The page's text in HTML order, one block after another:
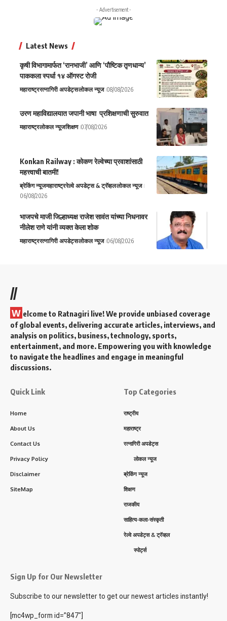
- Advertisement -
Latest News
कृषी विभागामार्फत ‘रानभाजी’ आणि ‘पौष्टिक तृणधान्य’
पाककला स्पर्धा १४ ऑगस्ट रोजी
महाराष्ट्ररत्नागिरी अपडेट्सलोकल न्यूज 08/08/2026
उरण महाविद्यालयात जपानी भाषा प्रशिक्षणाची सुरुवात
महाराष्ट्रलोकल न्यूजशिक्षण 07/08/2026
Konkan Railway : कोकण रेल्वेच्या प्रवाशांसाठी
महत्त्वाची बातमी!
ब्रेकिंग न्यूजमहाराष्ट्ररेल्वे अपडेट्स & ट्रॅव्हललोकल न्यूज
06/08/2026
भाजपचे माजी जिल्हाध्यक्ष राजेश सावंत यांच्या निधनावर
नीलेश राणे यांनी व्यक्त केला शोक
महाराष्ट्ररत्नागिरी अपडेट्सलोकल न्यूज 06/08/2026
//
W elcome to Ratnagiri live! We provide unbiased coverage
of global events, delivering accurate articles, interviews, and
analysis on politics, business, technology, sports,
entertainment, and more. Empowering you with knowledge
to navigate the headlines and engage in meaningful
discussions.
Quick Link
Home
About Us
Contact Us
Privacy Policy
Disclaimer
SiteMap
Top Categories
राष्ट्रीय
महाराष्ट्र
रत्नागिरी अपडेट्स
लोकल न्यूज
ब्रेकिंग न्यूज
शिक्षण
राजकीय
साहित्य-कला-संस्कृती
रेल्वे अपडेट्स & ट्रॅव्हल
स्पोर्ट्स
Sign Up for Our Newsletter
Subscribe to our newsletter to get our newest articles instantly!
[mc4wp_form id=”847″]